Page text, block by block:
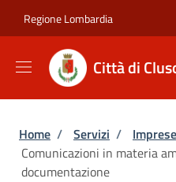
Regione Lombardia
Città di
Briciole di
Home / Servizi /
Comunicazioni in materia
documentazione